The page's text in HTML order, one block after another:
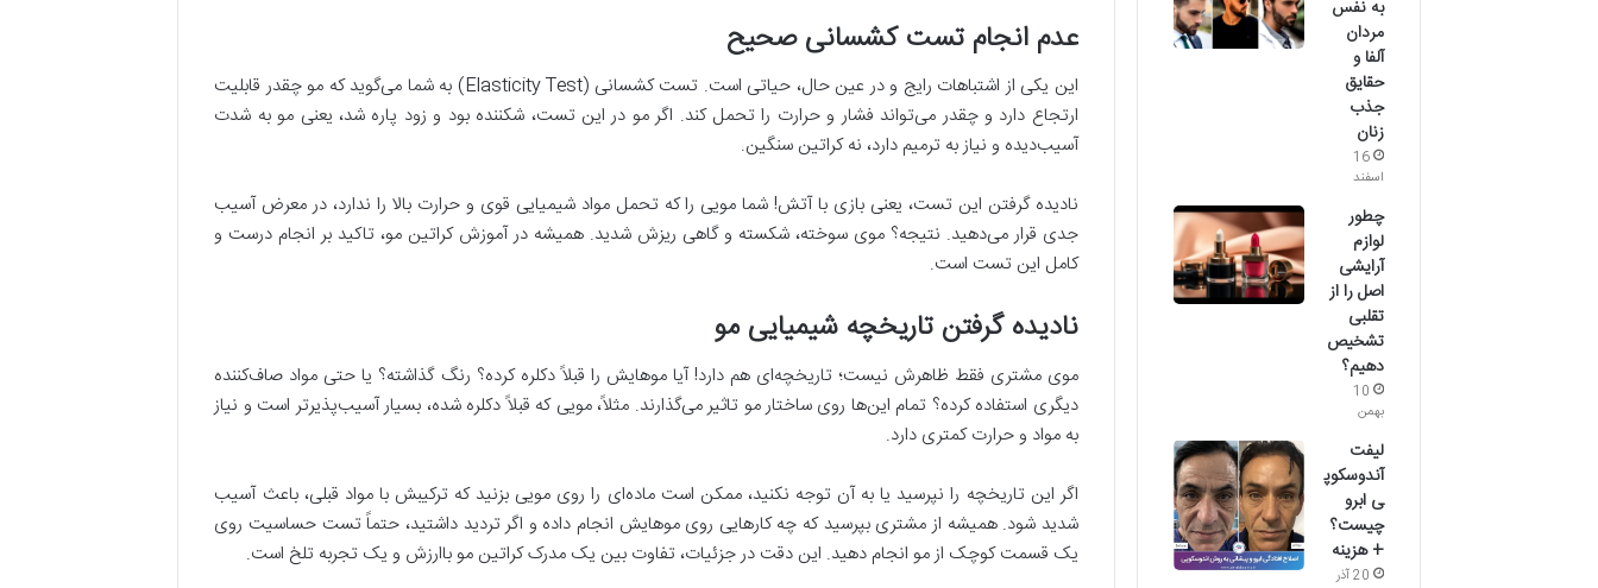
عدم انجام تست کشسانی صحیح
این یکی از اشتباهات رایج و در عین حال، حیاتی است. تست کشسانی (Elasticity Test) به شما می‌گوید که مو چقدر قابلیت
ارتجاع دارد و چقدر می‌تواند فشار و حرارت را تحمل کند. اگر مو در این تست، شکننده بود و زود پاره شد، یعنی مو به شدت
آسیب‌دیده و نیاز به ترمیم دارد، نه کراتین سنگین.
نادیده گرفتن این تست، یعنی بازی با آتش! شما مویی را که تحمل مواد شیمیایی قوی و حرارت بالا را ندارد، در معرض آسیب
جدی قرار می‌دهید. نتیجه؟ موی سوخته، شکسته و گاهی ریزش شدید. همیشه در آموزش کراتین مو، تاکید بر انجام درست و
کامل این تست است.
نادیده گرفتن تاریخچه شیمیایی مو
موی مشتری فقط ظاهرش نیست؛ تاریخچه‌ای هم دارد! آیا موهایش را قبلاً دکلره کرده؟ رنگ گذاشته؟ یا حتی مواد صاف‌کننده
دیگری استفاده کرده؟ تمام این‌ها روی ساختار مو تاثیر می‌گذارند. مثلاً، مویی که قبلاً دکلره شده، بسیار آسیب‌پذیرتر است و نیاز
به مواد و حرارت کمتری دارد.
اگر این تاریخچه را نپرسید یا به آن توجه نکنید، ممکن است ماده‌ای را روی مویی بزنید که ترکیبش با مواد قبلی، باعث آسیب
شدید شود. همیشه از مشتری بپرسید که چه کارهایی روی موهایش انجام داده و اگر تردید داشتید، حتماً تست حساسیت روی
یک قسمت کوچک از مو انجام دهید. این دقت در جزئیات، تفاوت بین یک مدرک کراتین مو باارزش و یک تجربه تلخ است.
به نفس
مردان
آلفا و
حقایق
جذب
زنان
16
اسفند
چطور
لوازم
آرایشی
اصل را از
تقلبی
تشخیص
دهیم؟
10
بهمن
لیفت
آندوسکوپ
ی ابرو
چیست؟
+ هزینه
20 آذر